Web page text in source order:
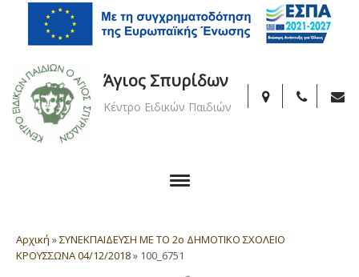
Άγιος Σπυρίδων
Κέντρο Ειδικών Παιδιών
Αρχική »ΣΥΝΕΚΠΑΙΔΕΥΣΗ ΜΕ ΤΟ 2ο ΔΗΜΟΤΙΚΟ ΣΧΟΛΕΙΟ
ΚΡΟΥΣΣΩΝΑ 04/12/2018» 100_6751